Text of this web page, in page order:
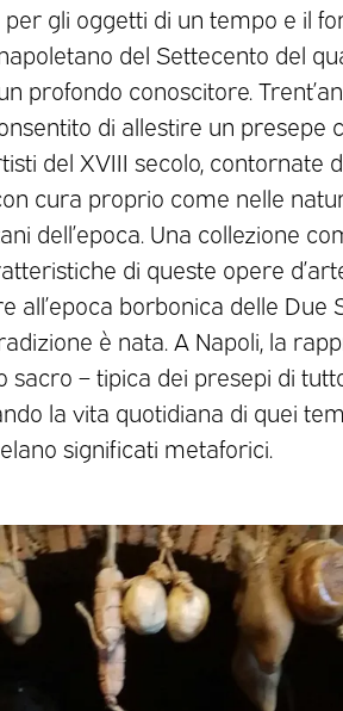
gli oggetti di un tempo e il
del Settecento del
profondo conoscitore.
di allestire un presepe
del XVIII secolo, contornate
cura proprio come nelle
dell’epoca. Una collezione
di queste opere
borbonica delle Due
è nata. A Napoli, la
sacro – tipica dei presepi di
la vita quotidiana di quei
significati metaforici.